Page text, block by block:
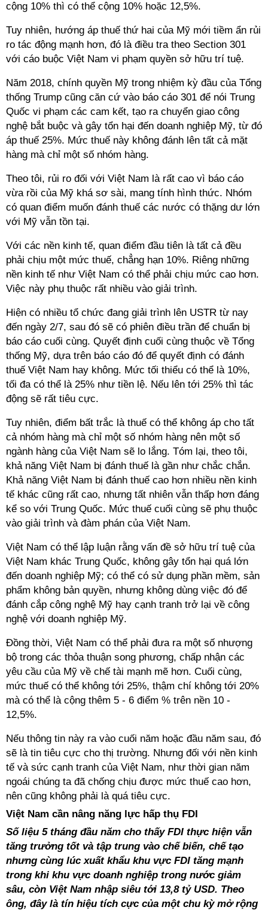
cộng 10% thì có thể cộng 10% hoặc 12,5%.
Tuy nhiên, hướng áp thuế thứ hai của Mỹ mới tiềm ẩn rủi
ro tác động mạnh hơn, đó là điều tra theo Section 301
với cáo buộc Việt Nam vi phạm quyền sở hữu trí tuệ.
Năm 2018, chính quyền Mỹ trong nhiệm kỳ đầu của Tổng
thống Trump cũng căn cứ vào báo cáo 301 để nói Trung
Quốc vi phạm các cam kết, tạo ra chuyển giao công
nghệ bắt buộc và gây tổn hại đến doanh nghiệp Mỹ, từ đó
áp thuế 25%. Mức thuế này không đánh lên tất cả mặt
hàng mà chỉ một số nhóm hàng.
Theo tôi, rủi ro đối với Việt Nam là rất cao vì báo cáo
vừa rồi của Mỹ khá sơ sài, mang tính hình thức. Nhóm
có quan điểm muốn đánh thuế các nước có thặng dư lớn
với Mỹ vẫn tồn tại.
Với các nền kinh tế, quan điểm đầu tiên là tất cả đều
phải chịu một mức thuế, chẳng hạn 10%. Riêng những
nền kinh tế như Việt Nam có thể phải chịu mức cao hơn.
Việc này phụ thuộc rất nhiều vào giải trình.
Hiện có nhiều tổ chức đang giải trình lên USTR từ nay
đến ngày 2/7, sau đó sẽ có phiên điều trần để chuẩn bị
báo cáo cuối cùng. Quyết định cuối cùng thuộc về Tổng
thống Mỹ, dựa trên báo cáo đó để quyết định có đánh
thuế Việt Nam hay không. Mức tối thiểu có thể là 10%,
tối đa có thể là 25% như tiền lệ. Nếu lên tới 25% thì tác
động sẽ rất tiêu cực.
Tuy nhiên, điểm bất trắc là thuế có thể không áp cho tất
cả nhóm hàng mà chỉ một số nhóm hàng nên một số
ngành hàng của Việt Nam sẽ lo lắng. Tóm lại, theo tôi,
khả năng Việt Nam bị đánh thuế là gần như chắc chắn.
Khả năng Việt Nam bị đánh thuế cao hơn nhiều nền kinh
tế khác cũng rất cao, nhưng tất nhiên vẫn thấp hơn đáng
kể so với Trung Quốc. Mức thuế cuối cùng sẽ phụ thuộc
vào giải trình và đàm phán của Việt Nam.
Việt Nam có thể lập luận rằng vấn đề sở hữu trí tuệ của
Việt Nam khác Trung Quốc, không gây tổn hại quá lớn
đến doanh nghiệp Mỹ; có thể có sử dụng phần mềm, sản
phẩm không bản quyền, nhưng không dùng việc đó để
đánh cắp công nghệ Mỹ hay cạnh tranh trở lại về công
nghệ với doanh nghiệp Mỹ.
Đồng thời, Việt Nam có thể phải đưa ra một số nhượng
bộ trong các thỏa thuận song phương, chấp nhận các
yêu cầu của Mỹ về chế tài mạnh mẽ hơn. Cuối cùng,
mức thuế có thể không tới 25%, thậm chí không tới 20%
mà có thể là cộng thêm 5 - 6 điểm % trên nền 10 -
12,5%.
Nếu thông tin này ra vào cuối năm hoặc đầu năm sau, đó
sẽ là tin tiêu cực cho thị trường. Nhưng đối với nền kinh
tế và sức cạnh tranh của Việt Nam, như thời gian năm
ngoái chúng ta đã chống chịu được mức thuế cao hơn,
nên cũng không phải là quá tiêu cực.
Việt Nam cần nâng năng lực hấp thụ FDI
Số liệu 5 tháng đầu năm cho thấy FDI thực hiện vẫn
tăng trưởng tốt và tập trung vào chế biến, chế tạo
nhưng cùng lúc xuất khẩu khu vực FDI tăng mạnh
trong khi khu vực doanh nghiệp trong nước giảm
sâu, còn Việt Nam nhập siêu tới 13,8 tỷ USD. Theo
ông, đây là tín hiệu tích cực của một chu kỳ mở rộng